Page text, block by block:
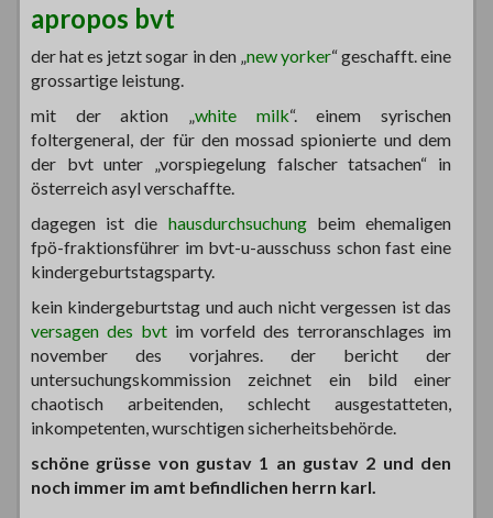
apropos bvt
der hat es jetzt sogar in den „new yorker“ geschafft. eine
grossartige leistung.
mit der aktion „white milk“. einem syrischen
foltergeneral, der für den mossad spionierte und dem
der bvt unter „vorspiegelung falscher tatsachen“ in
österreich asyl verschaffte.
dagegen ist die hausdurchsuchungbeim ehemaligen
fpö-fraktionsführer im bvt-u-ausschuss schon fast eine
kindergeburtstagsparty.
kein kindergeburtstag und auch nicht vergessen ist das
versagen des bvt im vorfeld des terroranschlages im
november des vorjahres. der bericht der
untersuchungskommission zeichnet ein bild einer
chaotisch arbeitenden, schlecht ausgestatteten,
inkompetenten, wurschtigen sicherheitsbehörde.
schöne grüsse von gustav 1 an gustav 2 und den
noch immer im amt befindlichen herrn karl.